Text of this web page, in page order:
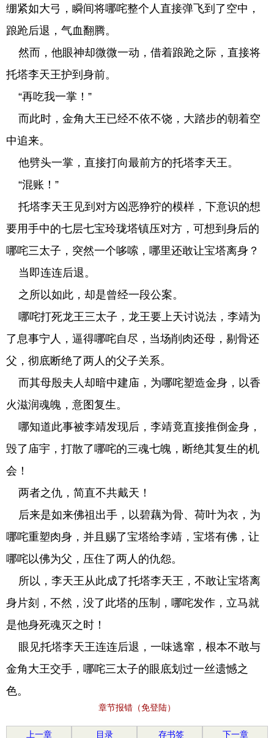
绷紧如大弓，瞬间将哪咤整个人直接弹飞到了空中，
踉跄后退，气血翻腾。
然而，他眼神却微微一动，借着踉跄之际，直接将
托塔李天王护到身前。
“再吃我一掌！”
而此时，金角大王已经不依不饶，大踏步的朝着空
中追来。
他劈头一掌，直接打向最前方的托塔李天王。
“混账！”
托塔李天王见到对方凶恶狰狞的模样，下意识的想
要用手中的七层七宝玲珑塔镇压对方，可想到身后的
哪咤三太子，突然一个哆嗦，哪里还敢让宝塔离身？
当即连连后退。
之所以如此，却是曾经一段公案。
哪咤打死龙王三太子，龙王要上天讨说法，李靖为
了息事宁人，逼得哪咤自尽，当场削肉还母，剔骨还
父，彻底断绝了两人的父子关系。
而其母殷夫人却暗中建庙，为哪咤塑造金身，以香
火滋润魂魄，意图复生。
哪知道此事被李靖发现后，李靖竟直接推倒金身，
毁了庙宇，打散了哪咤的三魂七魄，断绝其复生的机
会！
两者之仇，简直不共戴天！
后来是如来佛祖出手，以碧藕为骨、荷叶为衣，为
哪咤重塑肉身，并且赐了宝塔给李靖，宝塔有佛，让
哪咤以佛为父，压住了两人的仇怨。
所以，李天王从此成了托塔李天王，不敢让宝塔离
身片刻，不然，没了此塔的压制，哪咤发作，立马就
是他身死魂灭之时！
眼见托塔李天王连连后退，一味逃窜，根本不敢与
金角大王交手，哪咤三太子的眼底划过一丝遗憾之
色。
章节报错（免登陆）
上一章 目录 存书签 下一章